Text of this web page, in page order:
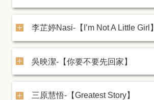
李芷婷Nasi-【I’m Not A Little Girl】
吳映潔-【你要不要先回家】
三原慧悟-【Greatest Story】